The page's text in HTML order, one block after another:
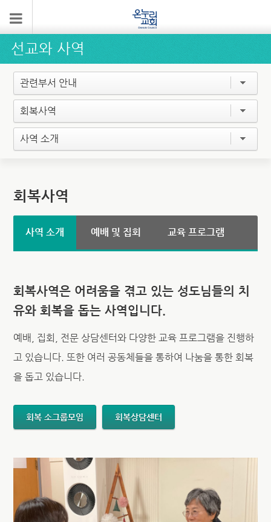
선교와 사역
관련부서 안내
회복사역
사역 소개
회복사역
사역 소개 예배 및 집회 교육 프로그램
회복사역은 어려움을 겪고 있는 성도님들의 치
유와 회복을 돕는 사역입니다.
예배, 집회, 전문 상담센터와 다양한 교육 프로그램을 진행하
고 있습니다. 또한 여러 공동체들을 통하여 나눔을 통한 회복
을 돕고 있습니다.
회복 소그룹모임 회복상담센터